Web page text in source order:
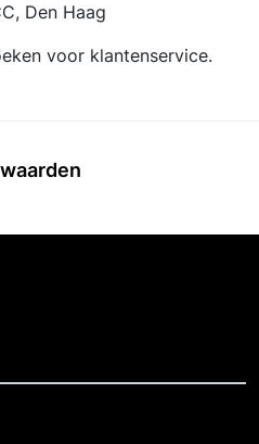
Den Haag
voor klantenservice.